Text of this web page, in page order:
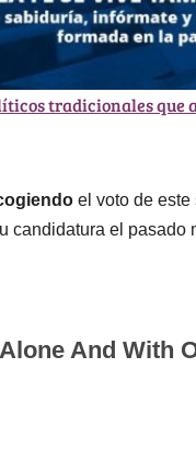
tradicionales que
el voto de
candidatura el pasado